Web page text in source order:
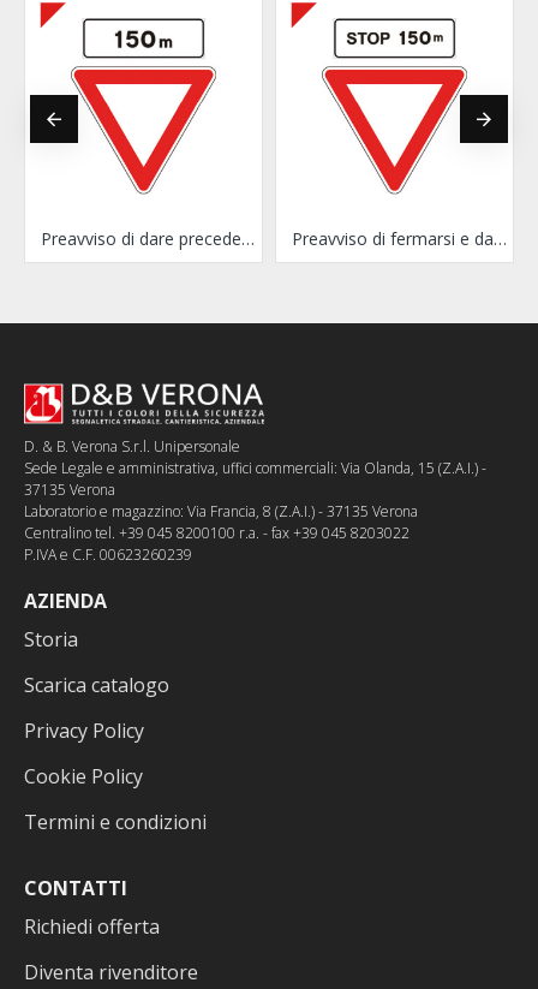
Preavviso di dare precedenza Preavviso di fermarsi e dare precedenza
D. & B. Verona S.r.l. Unipersonale
Sede Legale e amministrativa, uffici commerciali: Via Olanda, 15 (Z.A.I.) -
37135 Verona
Laboratorio e magazzino: Via Francia, 8 (Z.A.I.) - 37135 Verona
Centralino tel. +39 045 8200100 r.a. - fax +39 045 8203022
P.IVA e C.F. 00623260239
AZIENDA
Storia
Scarica catalogo
Privacy Policy
Cookie Policy
Termini e condizioni
CONTATTI
Richiedi offerta
Diventa rivenditore